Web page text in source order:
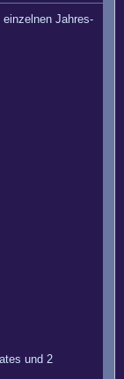
Jahres-
und 2